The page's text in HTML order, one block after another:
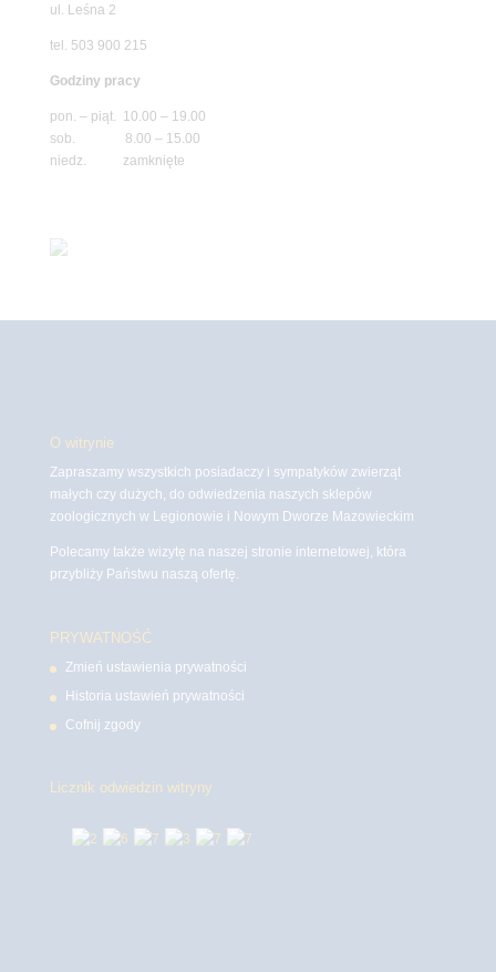
ul. Leśna 2
tel. 503 900 215
Godziny pracy
pon. – piąt. 10.00 – 19.00
sob. 8.00 – 15.00
niedz. zamknięte
O witrynie
Zapraszamy wszystkich posiadaczy i sympatyków zwierząt
małych czy dużych, do odwiedzenia naszych sklepów
zoologicznych w Legionowie i Nowym Dworze Mazowieckim
Polecamy także wizytę na naszej stronie internetowej, która
przybliży Państwu naszą ofertę.
PRYWATNOŚĆ
Zmień ustawienia prywatności
Historia ustawień prywatności
Cofnij zgody
Licznik odwiedzin witryny